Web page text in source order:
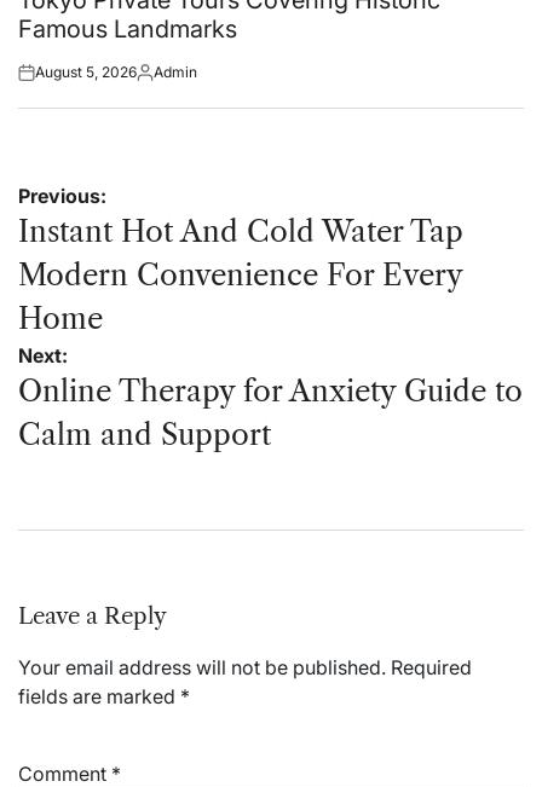
Famous Landmarks
Posted
August 5, 2026Posted
Admin
Post
navigation
Previous:
Instant Hot And Cold Water Tap
Modern Convenience For Every
Home
Next:
Online Therapy for Anxiety Guide to
Calm and Support
Leave a Reply
Your email address will not be published. Required
fields are marked *
Comment *